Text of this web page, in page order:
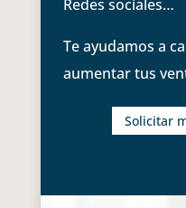
Redes sociales…
Te ayudamos a
aumentar tus
Solicitar